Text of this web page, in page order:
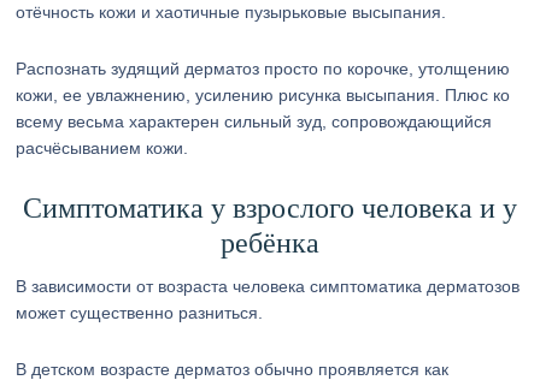
отёчность кожи и хаотичные пузырьковые высыпания.
Распознать зудящий дерматоз просто по корочке, утолщению
кожи, ее увлажнению, усилению рисунка высыпания. Плюс ко
всему весьма характерен сильный зуд, сопровождающийся
расчёсыванием кожи.
Симптоматика у взрослого человека и у
ребёнка
В зависимости от возраста человека симптоматика дерматозов
может существенно разниться.
В детском возрасте дерматоз обычно проявляется как